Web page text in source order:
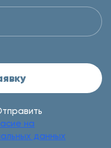
на
данных